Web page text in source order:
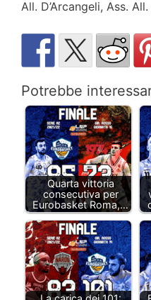
All. D’Arcangeli, Ass.
Potrebbe
Quarta vittoria
consecutiva per
Eurobasket Roma,…